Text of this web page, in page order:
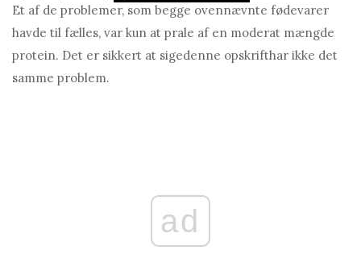
Et af de problemer, som begge ovennævnte fødevarer
havde til fælles, var kun at prale af en moderat mængde
protein. Det er sikkert at sigedenne opskrifthar ikke det
samme problem.
ad